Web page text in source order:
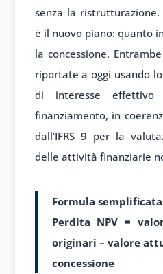
senza la
è il nuovo piano: quanto
la concessione.
riportate a oggi usando
di interesse effettivo
finanziamento, in
dall’IFRS 9 per la
delle attività finanziarie
Formula
Perdita NPV =
originari – valore
concessione